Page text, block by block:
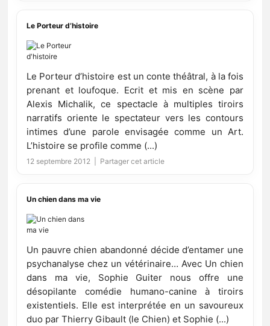
Le Porteur d’histoire
Le Porteur d’histoire est un conte théâtral, à la fois
prenant et loufoque. Ecrit et mis en scène par
Alexis Michalik, ce spectacle à multiples tiroirs
narratifs oriente le spectateur vers les contours
intimes d’une parole envisagée comme un Art.
L’histoire se profile comme (...)
12 septembre 2012 | Partager cet article
Un chien dans ma vie
Un pauvre chien abandonné décide d’entamer une
psychanalyse chez un vétérinaire… Avec Un chien
dans ma vie, Sophie Guiter nous offre une
désopilante comédie humano-canine à tiroirs
existentiels. Elle est interprétée en un savoureux
duo par Thierry Gibault (le Chien) et Sophie (...)